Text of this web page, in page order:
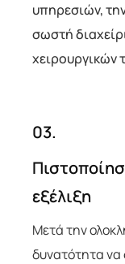
υπηρεσιών,
σωστή
χειρουργικών
03.
εξέλιξη
Μετά την
δυνατότητα να